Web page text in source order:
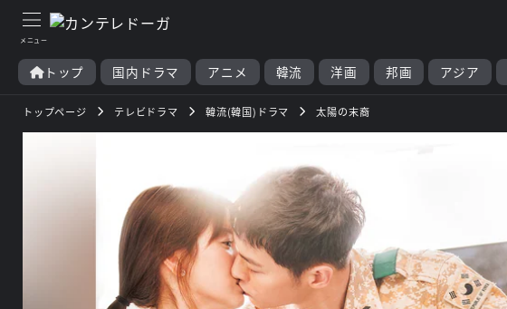
トップ 国内ドラマ アニメ 韓流 洋画 邦画 アジア
トップページ テレビドラマ 韓流(韓国)ドラマ 太陽の末裔